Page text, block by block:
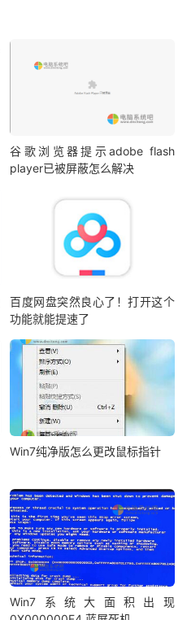
谷歌浏览器提示adobe flash
player已被屏蔽怎么解决
百度网盘突然良心了！打开这个
功能就能提速了
Win7纯净版怎么更改鼠标指针
Win7系统大面积出现